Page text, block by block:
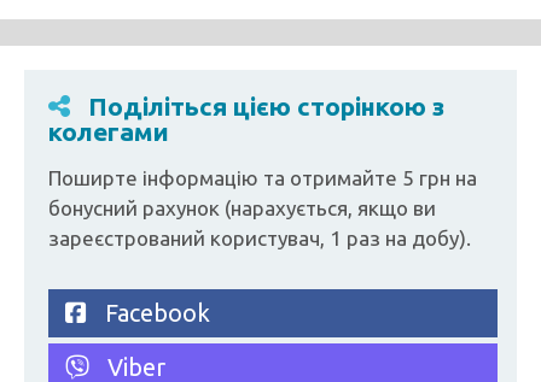
Поділіться цією сторінкою з
колегами
Поширте інформацію та отримайте 5 грн на
бонусний рахунок (нарахується, якщо ви
зареєстрований користувач, 1 раз на добу).
Facebook
Viber